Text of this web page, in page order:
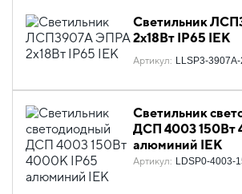
Светильник
2х18Вт IP65 IEK
Артикул: LLSP3-3907A-
Светильник
ДСП 4003 150Вт
алюминий IEK
Артикул: LDSP0-4003-